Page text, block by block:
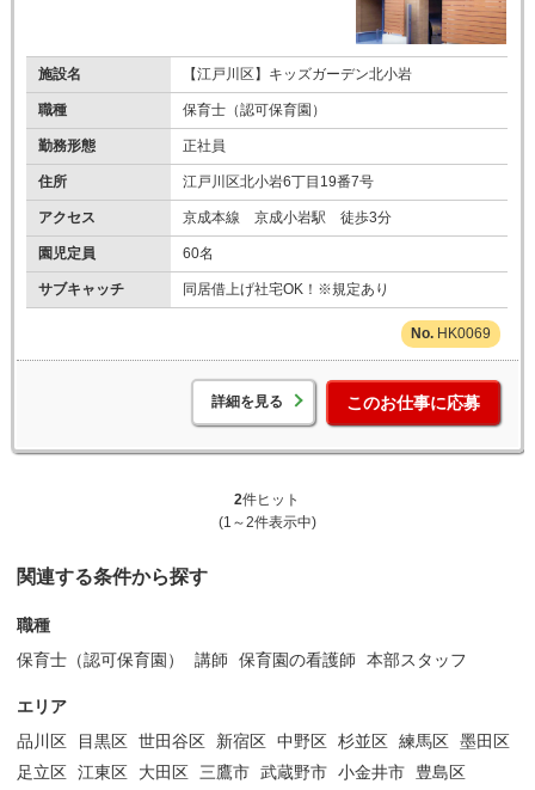
施設名 【江戸川区】キッズガーデン北小岩
職種 保育士（認可保育園）
勤務形態 正社員
住所 江戸川区北小岩6丁目19番7号
アクセス 京成本線 京成小岩駅 徒歩3分
園児定員 60名
サブキャッチ 同居借上げ社宅OK！※規定あり
HK0069
詳細を見る このお仕事に応募
2件ヒット
(1～2件表示中)
関連する条件から探す
職種
保育士（認可保育園）
講師 保育園の看護師 本部スタッフ
エリア
品川区
目黒区 世田谷区 新宿区 中野区 杉並区 練馬区 墨田区
足立区 江東区 大田区 三鷹市 武蔵野市 小金井市
豊島区